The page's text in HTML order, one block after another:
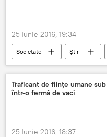
25 Iunie 2016, 19:34
Societate Știri
Moldova
Nistru
Traficant de fiinţe umane
într-o fermă de vaci
25 Iunie 2016, 18:37